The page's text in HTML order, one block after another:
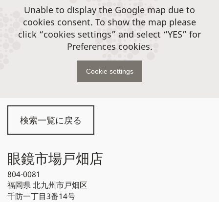
検索一覧に戻る
眼鏡市場戸畑店
804-0081
福岡県北九州市戸畑区
千防一丁目3番14号
Unable to display the Google map due to
cookies consent. To show the map please
click “cookies settings” and select “YES” for
Preferences cookies.
Cookie settings